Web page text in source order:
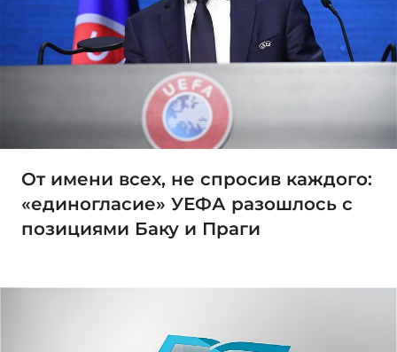
От имени всех, не спросив каждого:
«единогласие» УЕФА разошлось с
позициями Баку и Праги